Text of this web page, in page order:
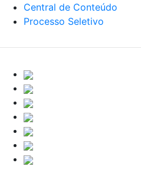
Central de Conteúdo
Processo Seletivo